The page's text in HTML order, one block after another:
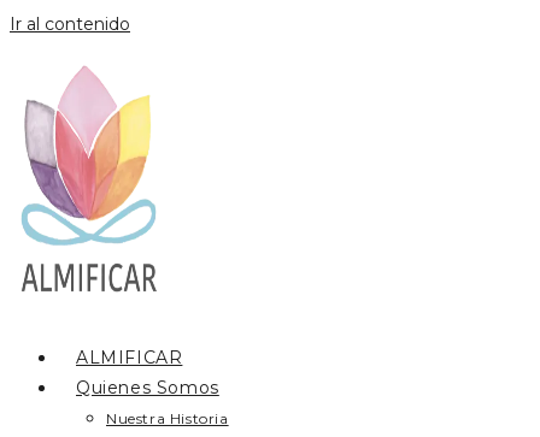
Ir al contenido
ALMIFICAR
Quienes Somos
Nuestra Historia